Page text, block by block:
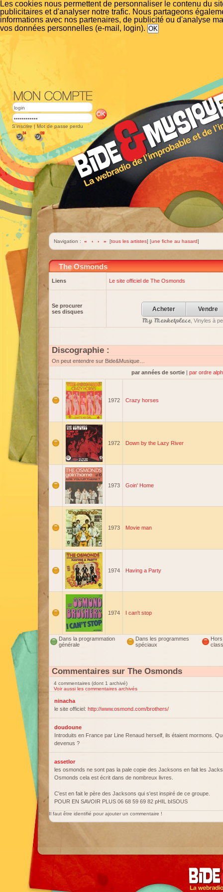
Les cookies nous permettent de personnaliser le contenu du
publicitaires et d'analyser notre trafic. Nous partageons
informations avec nos partenaires, de publicité ou d'analyse
vos données personnelles (e-mail, login).
S'inscrire | Mot de passe perdu
Navigation : « ‹ › » [tous les artistes] [une fiche au hasard]
The Osmonds
Liens Le site officiel de The Osmonds
Se procurer
ses disques
Acheter Vendre
My Marketplace, Vinyles à
Discographie :
On peut entendre sur Bide&Musique…
par années de sortie | par ordre
1972 Crazy horses
1972 Down by the Lazy River
1973 Goin' Home
1973 Movie man
1974 Having a Party
1974 I can't stop
Dans la programmation
générale
Dans les programmes
spéciaux
Hors
Commentaires sur The Osmonds
4 commentaires (dont 1 archivé)
Voir aussi les commentaires archivés
ninacha
le site officiel: http://www.osmond.com/brothers/
doudoune
Introduits en France par Line Renaud herself, ils étaient mormons.
devenus ?
assetlor
les osmonds ne sont pas la pale copie des Jacksons en fait les
Osmonds cela est écrit dans de nombreux livres.
C'est en fait le père des Jacksons qui s'est inspiré de ce groupe.
POUR EN SAVOIR PLUS 06 68 59 69 82 pHIL bISOUS
Il faut être identifié pour ajouter un commentaire !